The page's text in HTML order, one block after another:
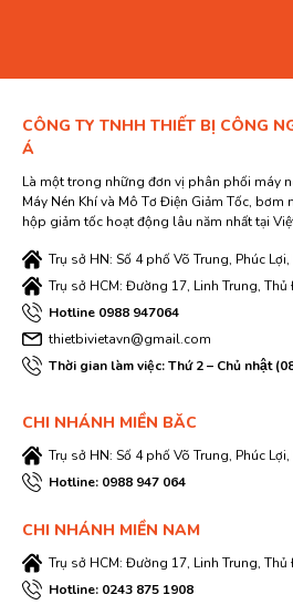
CÔNG TY TNHH THIẾT BỊ CÔNG
Á
Là một trong những đơn vị phân phối máy
Máy Nén Khí và Mô Tơ Điện Giảm Tốc, bơm
hộp giảm tốc hoạt động lâu năm nhất tại
Trụ sở HN: Số 4 phố Võ Trung, Phúc
Trụ sở HCM: Đường 17, Linh Trung,
Hotline 0988 947064
thietbivietavn@gmail.com
Thời gian làm việc: Thứ 2 – Chủ nhật
CHI NHÁNH MIỀN BĂC
Trụ sở HN: Số 4 phố Võ Trung, Phúc
Hotline: 0988 947 064
CHI NHÁNH MIỀN NAM
Trụ sở HCM: Đường 17, Linh Trung,
Hotline: 0243 875 1908